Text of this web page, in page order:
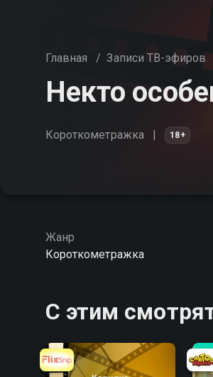
Главная / Записи ТВ-эфиров
Некто
Короткометражка 18+
Жанр
Короткометражка
С этим